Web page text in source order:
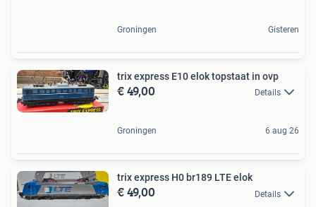
Groningen Gisteren
trix express E10 elok topstaat in ovp
€ 49,00 Details
Groningen 6 aug 26
trix express H0 br189 LTE elok
€ 49,00 Details